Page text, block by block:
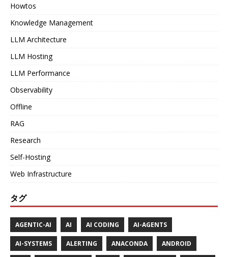
Howtos
Knowledge Management
LLM Architecture
LLM Hosting
LLM Performance
Observability
Offline
RAG
Research
Self-Hosting
Web Infrastructure
タグ
AGENTIC-AI AI AI CODING AI-AGENTS
AI-SYSTEMS ALERTING ANACONDA ANDROID